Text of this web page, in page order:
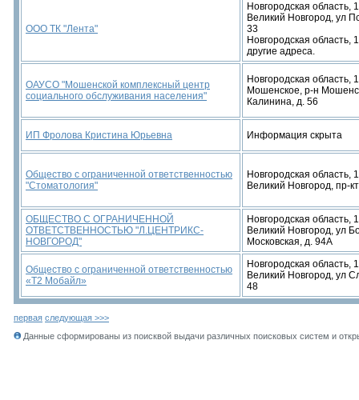
ООО ТК "Лента"
Новгородская область,
Великий Новгород, ул
33
Новгородская область,
другие адреса.
ОАУСО "Мошенской комплексный центр
социального обслуживания населения"
Новгородская область,
Мошенское, р-н
Калинина, д. 56
ИП Фролова Кристина Юрьевна Информация скрыта
Общество с ограниченной ответственностью
"Стоматология"
Новгородская область,
Великий Новгород, пр-
ОБЩЕСТВО С ОГРАНИЧЕННОЙ
ОТВЕТСТВЕННОСТЬЮ "Л.ЦЕНТРИКС-
НОВГОРОД"
Новгородская область,
Великий Новгород, ул
Московская, д. 94А
Общество с ограниченной ответственностью
«Т2 Мобайл»
Новгородская область,
Великий Новгород, ул
48
первая следующая >>>
Данные сформированы из поисквой выдачи различных поисковых систем и